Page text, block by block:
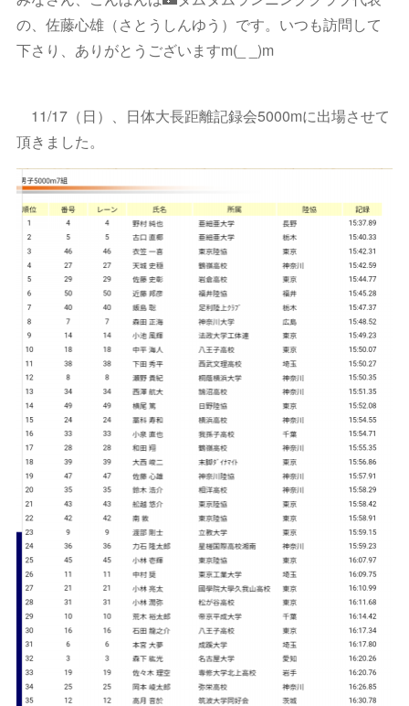
の、佐藤心雄（さとうしんゆう）です。いつも訪問して
下さり、ありがとうございますm(_ _)m
11/17（日）、日体大長距離記録会5000mに出場させて
頂きました。